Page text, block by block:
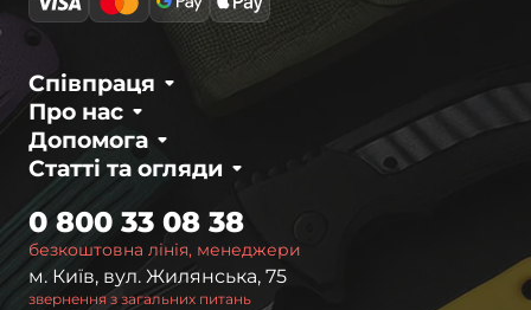
Про нас
Співпраця
Статті та огляди
Допомога
безкоштовна лінія, менеджери
0 800 33 08 38
м. Київ, вул. Жилянська, 75
звернення з загальних питань